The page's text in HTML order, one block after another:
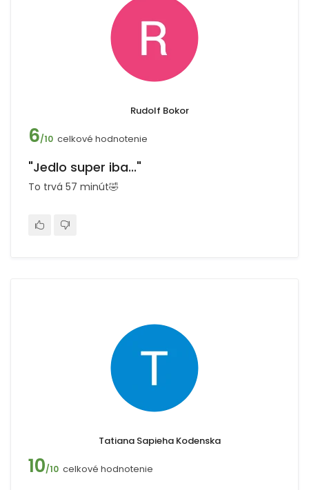
Rudolf Bokor
6/10 celkové hodnotenie
"Jedlo super iba..."
To trvá 57 minút🤣
Tatiana Sapieha Kodenska
10/10 celkové hodnotenie